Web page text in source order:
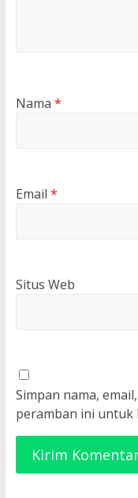
Nama *
Email *
Situs Web
Simpan nama,
peramban ini untuk